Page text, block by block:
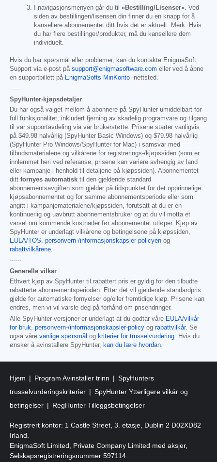
I navigasjonsmenyen går du til «Bestilling/Lisenser». Ved
siden av bestillingen/lisensen din finner du en knapp for å
kansellere abonnementet ditt hvis det er aktuelt. Merk: Hvis
du har flere bestillinger/produkter, må du kansellere dem
individuelt.
Hvis du har spørsmål eller problemer, kan du kontakte EnigmaSoft
Support via e-post på support@enigmasoftware.com eller ved å åpne
en supportbillett på EnigmaSofts MinKonto -nettsted.
------
SpyHunter-kjøpsdetaljer
Du har også valget mellom å abonnere på SpyHunter umiddelbart for
full funksjonalitet, inkludert fjerning av skadelig programvare og tilgang
til vår supportavdeling via vår brukerstøtte. Prisene starter vanligvis
på $49.98 halvårlig (SpyHunter Basic Windows) og $79.98 halvårlig
(SpyHunter Pro Windows/SpyHunter for Mac) i samsvar med
tilbudsmaterialene og vilkårene for registrerings-/kjøpssiden (som er
innlemmet heri ved referanse; prisene kan variere avhengig av land
eller kampanje i henhold til detaljene på kjøpssiden). Abonnementet
ditt fornyes automatisk til den gjeldende standard
abonnementsavgiften som gjelder på tidspunktet for det opprinnelige
kjøpsabonnementet og for samme abonnementsperiode eller som
angitt i kampanjematerialene/kjøpssiden, forutsatt at du er en
kontinuerlig og uavbrutt abonnementsbruker og at du vil motta et
varsel om kommende kostnader før abonnementet utløper. Kjøp av
SpyHunter er underlagt vilkårene og betingelsene på kjøpssiden,
EULA/TOS, personvern-/informasjonskapsler-policyen og
rabattvilkårene.
------
Generelle vilkår
Ethvert kjøp av SpyHunter til rabattert pris er gyldig for den tilbudte
rabatterte abonnementsperioden. Etter det vil gjeldende standardpris
gjelde for automatiske fornyelser og/eller fremtidige kjøp. Prisene kan
endres, men vi vil varsle deg på forhånd om prisendringer.
Alle SpyHunter-versjoner er underlagt at du godtar våre EULA/vilkår
for bruk, personvern-/informasjonskapsler-policy og rabattvilkår. Se
også våre vanlige spørsmål og kriterier for trusselvurdering. Hvis du
ønsker å avinstallere SpyHunter, kan du lære hvordan.
Hjem Program Avinstaller trinn
SpyHunters
trusselvurderingskriterier
SpyHunter Ytterligere vilkår og
betingelser
RegHunter Tilleggsbetingelser
Registrert kontor: 1 Castle Street, 3. etasje, Dublin 2 D02XD82
Irland.
EnigmaSoft Limited, Private Company Limited med aksjer,
Selskapsregistreringsnummer 597114.